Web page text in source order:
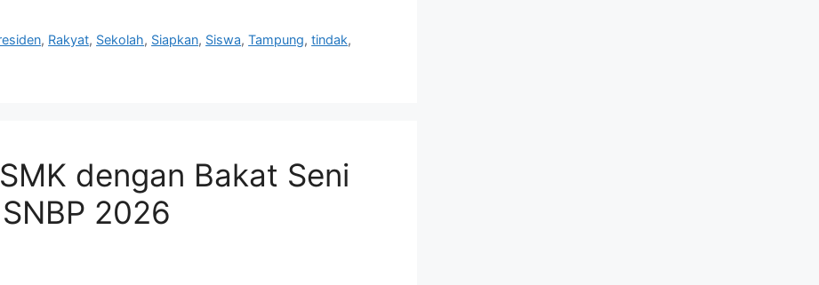
, Rakyat, Sekolah, Siapkan, Siswa,Tampung,tindak,
dengan Bakat Seni
2026